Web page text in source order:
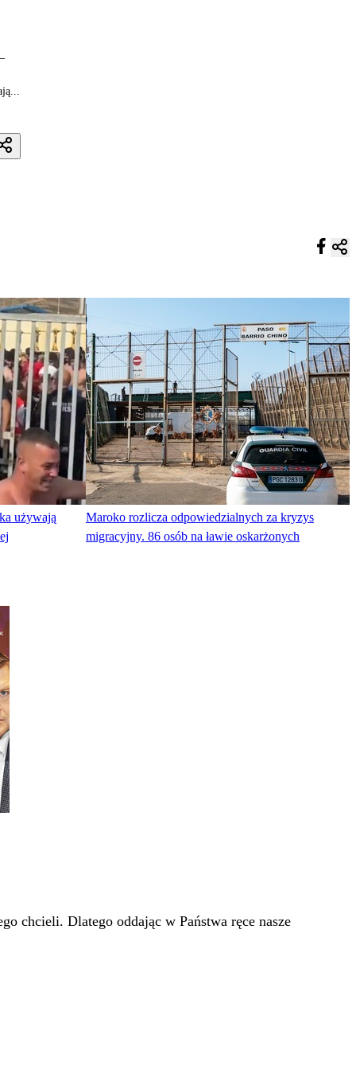
używają
Maroko rozlicza odpowiedzialnych za kryzys
migracyjny. 86 osób na ławie oskarżonych
chcieli. Dlatego oddając w Państwa ręce nasze